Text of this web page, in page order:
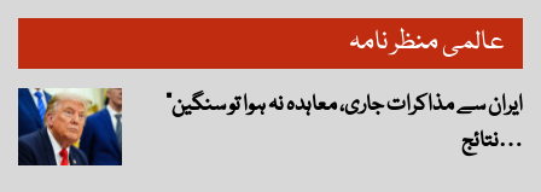
عالمی منظر نامہ
“ایران سے مذاکرات جاری، معاہدہ نہ ہوا تو سنگین
نتائج…